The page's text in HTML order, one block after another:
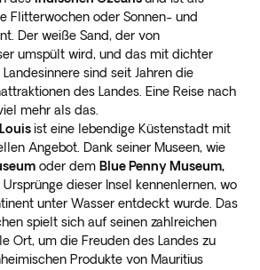
Flitterwochen oder Sonnen- und
Der weiße Sand, der von
umspült wird, und das mit dichter
sind seit Jahren die
des Landes. Eine Reise nach
mehr als das.
ist eine lebendige Küstenstadt mit
Angebot. Dank seiner Museen, wie
oder dem Blue Penny Museum,
dieser Insel kennenlernen, wo
unter Wasser entdeckt wurde. Das
spielt sich auf seinen zahlreichen
Ort, um die Freuden des Landes zu
Produkte von Mauritius